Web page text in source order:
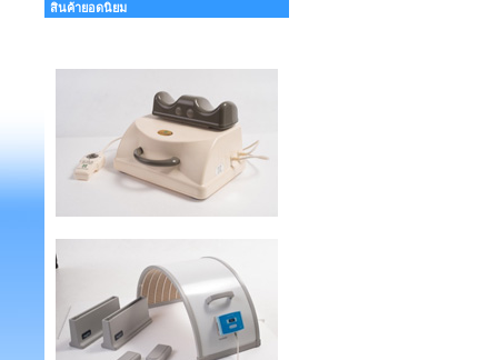
สินค้ายอดนิยม